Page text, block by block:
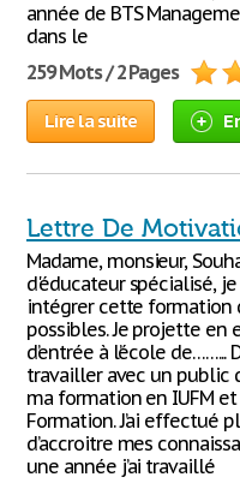
année de BTS
dans le
259 Mots / 2 Pages
Lire la suite
Lettre De
Madame, monsieur,
d'éducateur spécialisé,
intégrer cette formation
possibles. Je projette en
d’entrée à l’école
travailler avec un public
ma formation en IUFM
Formation. J’ai effectué
d’accroitre mes
une année j’ai travaillé